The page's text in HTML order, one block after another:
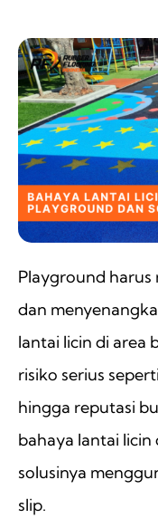
Playground
dan
lantai licin di area
risiko serius
hingga reputasi
bahaya lantai
solusinya
slip.